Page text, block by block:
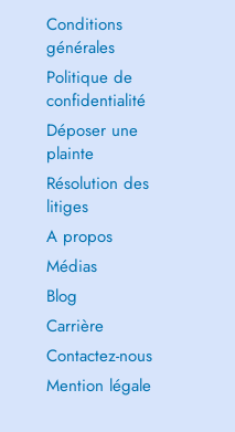
Conditions
générales
Politique de
confidentialité
Déposer une
plainte
Résolution des
litiges
A propos
Médias
Blog
Carrière
Contactez-nous
Mention légale